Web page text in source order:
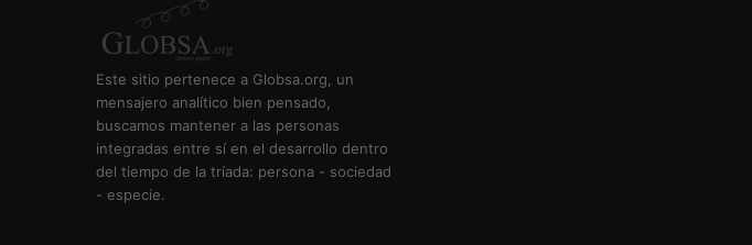
Este sitio pertenece a Globsa.org, un
mensajero analítico bien pensado,
buscamos mantener a las personas
integradas entre sí en el desarrollo dentro
del tiempo de la tríada: persona - sociedad
- especie.